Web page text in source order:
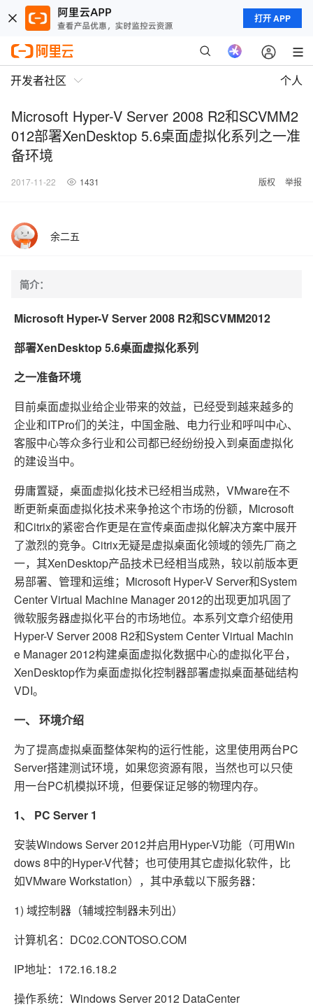
打开 APP
开发者社区 个人
Microsoft Hyper-V Server 2008 R2和SCVMM2
012部署XenDesktop 5.6桌面虚拟化系列之一准
备环境
2017-11-22 1431 版权 举报
余二五
简介：
Microsoft Hyper-V Server 2008 R2和SCVMM2012
部署XenDesktop 5.6桌面虚拟化系列
之一准备环境
目前桌面虚拟业给企业带来的效益，已经受到越来越多的
企业和ITPro们的关注，中国金融、电力行业和呼叫中心、
客服中心等众多行业和公司都已经纷纷投入到桌面虚拟化
的建设当中。
毋庸置疑，桌面虚拟化技术已经相当成熟，VMware在不
断更新桌面虚拟化技术来争抢这个市场的份额，Microsoft
和Citrix的紧密合作更是在宣传桌面虚拟化解决方案中展开
了激烈的竞争。Citrix无疑是虚拟桌面化领域的领先厂商之
一，其XenDesktop产品技术已经相当成熟，较以前版本更
易部署、管理和运维；Microsoft Hyper-V Server和System
Center Virtual Machine Manager 2012的出现更加巩固了
微软服务器虚拟化平台的市场地位。本系列文章介绍使用
Hyper-V Server 2008 R2和System Center Virtual Machin
e Manager 2012构建桌面虚拟化数据中心的虚拟化平台，
XenDesktop作为桌面虚拟化控制器部署虚拟桌面基础结构
VDI。
一、 环境介绍
为了提高虚拟桌面整体架构的运行性能，这里使用两台PC
Server搭建测试环境，如果您资源有限，当然也可以只使
用一台PC机模拟环境，但要保证足够的物理内存。
1、 PC Server 1
安装Windows Server 2012并启用Hyper-V功能（可用Win
dows 8中的Hyper-V代替；也可使用其它虚拟化软件，比
如VMware Workstation），其中承载以下服务器：
1) 域控制器（辅域控制器未列出）
计算机名：DC02.CONTOSO.COM
IP地址：172.16.18.2
操作系统：Windows Server 2012 DataCenter